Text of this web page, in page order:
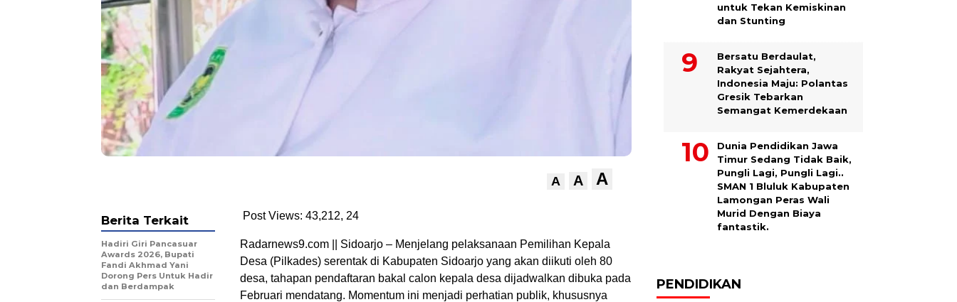
A A A
Post Views: 43,212, 24
Radarnews9.com || Sidoarjo – Menjelang pelaksanaan Pemilihan Kepala
Desa (Pilkades) serentak di Kabupaten Sidoarjo yang akan diikuti oleh 80
desa, tahapan pendaftaran bakal calon kepala desa dijadwalkan dibuka pada
Februari mendatang. Momentum ini menjadi perhatian publik, khususnya
Berita Terkait
Hadiri Giri Pancasuar
Awards 2026, Bupati
Fandi Akhmad Yani
Dorong Pers Untuk Hadir
dan Berdampak
untuk Tekan Kemiskinan
dan Stunting
Bersatu Berdaulat,
Rakyat Sejahtera,
Indonesia Maju: Polantas
Gresik Tebarkan
Semangat Kemerdekaan
Dunia Pendidikan Jawa
Timur Sedang Tidak Baik,
Pungli Lagi, Pungli Lagi..
SMAN 1 Bluluk Kabupaten
Lamongan Peras Wali
Murid Dengan Biaya
fantastik.
PENDIDIKAN